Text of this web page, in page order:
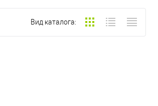
Вид каталога: